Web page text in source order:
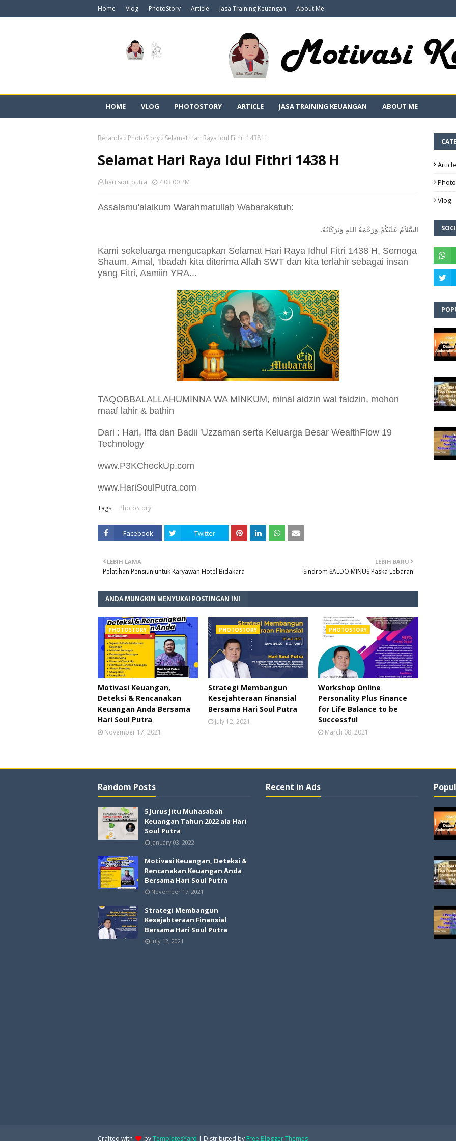
Home Vlog PhotoStory Article Jasa Training Keuangan About Me
HOME VLOG PHOTOSTORY ARTICLE JASA TRAINING KEUANGAN ABOUT ME
Beranda PhotoStory Selamat Hari Raya Idul Fithri 1438 H
Selamat Hari Raya Idul Fithri 1438 H
hari soul putra 7:03:00 PM
Assalamu'alaikum Warahmatullah Wabarakatuh:
السَّلاَمُ عَلَيْكُمْ وَرَحْمَةُ اللهِ وَبَرَكَاتُهُ.
Kami sekeluarga mengucapkan Selamat Hari Raya Idhul Fitri 1438 H, Semoga
Shaum, Amal, 'Ibadah kita diterima Allah SWT dan kita terlahir sebagai insan
yang Fitri, Aamiin YRA...
TAQOBBALALLAHUMINNA WA MINKUM, minal aidzin wal faidzin, mohon
maaf lahir & bathin
Dari : Hari, Iffa dan Badii 'Uzzaman serta Keluarga Besar WealthFlow 19
Technology
www.P3KCheckUp.com
www.HariSoulPutra.com
Tags: PhotoStory
Facebook Twitter
LEBIH BARU
Sindrom SALDO MINUS Paska Lebaran
LEBIH LAMA
Pelatihan Pensiun untuk Karyawan Hotel Bidakara
ANDA MUNGKIN MENYUKAI POSTINGAN INI
PHOTOSTORY
Motivasi Keuangan,
Deteksi & Rencanakan
Keuangan Anda Bersama
Hari Soul Putra
November 17, 2021
PHOTOSTORY
Strategi Membangun
Kesejahteraan Finansial
Bersama Hari Soul Putra
July 12, 2021
PHOTOSTORY
Workshop Online
Personality Plus Finance
for Life Balance to be
Successful
March 08, 2021
Article
Vlog
Random Posts
5 Jurus Jitu Muhasabah
Keuangan Tahun 2022 ala Hari
Soul Putra
January 03, 2022
Motivasi Keuangan, Deteksi &
Rencanakan Keuangan Anda
Bersama Hari Soul Putra
November 17, 2021
Strategi Membangun
Kesejahteraan Finansial
Bersama Hari Soul Putra
July 12, 2021
Recent in Ads
Crafted with byTemplatesYard | Distributed by Free Blogger Themes